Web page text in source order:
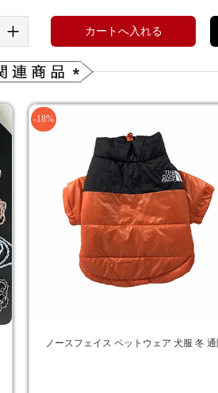
+ カートへ入れる
-18%
ノースフェイス ペットウェア 犬服 冬 通